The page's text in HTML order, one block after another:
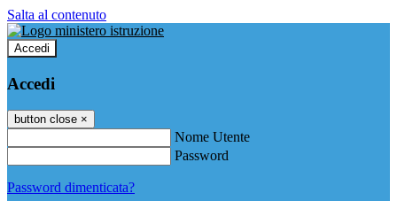
Salta al contenuto
Accedi
Accedi
button close ×
Nome Utente
Password
Password dimenticata?